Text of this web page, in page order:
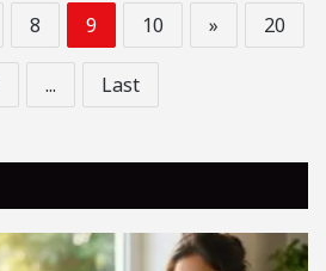
8 9 10 » 20
... Last